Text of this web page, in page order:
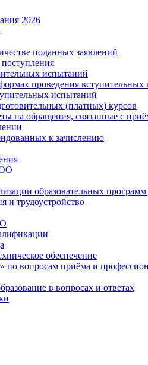
2026
поданных заявлений
испытаний
проведения вступительных
испытаний
(платных) курсов
на обращения, связанные с
к зачислению
образовательных
и трудоустройство
обеспечение
по вопросам приёма и
в вопросах и ответах